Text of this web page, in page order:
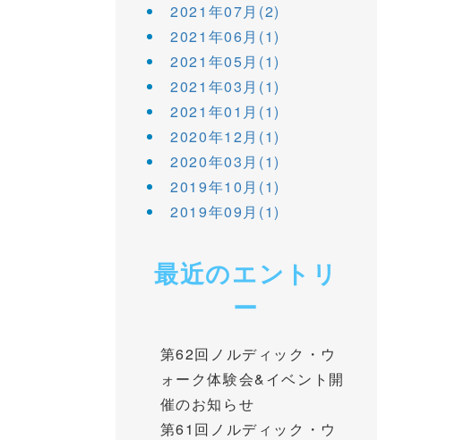
2021年07月(2)
2021年06月(1)
2021年05月(1)
2021年03月(1)
2021年01月(1)
2020年12月(1)
2020年03月(1)
2019年10月(1)
2019年09月(1)
最近のエントリ
ー
第62回ノルディック・ウ
ォーク体験会&イベント開
催のお知らせ
第61回ノルディック・ウ